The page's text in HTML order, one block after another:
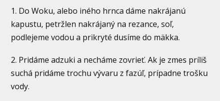
1. Do Woku, alebo iného hrnca dáme nakrájanú
kapustu, petržlen nakrájaný na rezance, soľ,
podlejeme vodou a prikryté dusíme do mäkka.
2. Pridáme adzuki a necháme zovrieť. Ak je zmes príliš
suchá pridáme trochu vývaru z fazúľ, prípadne trošku
vody.